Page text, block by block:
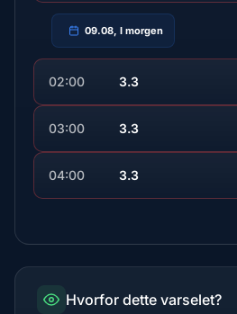
09.08, I morgen
02:00 3.3
03:00 3.3
04:00 3.3
Hvorfor dette varselet?